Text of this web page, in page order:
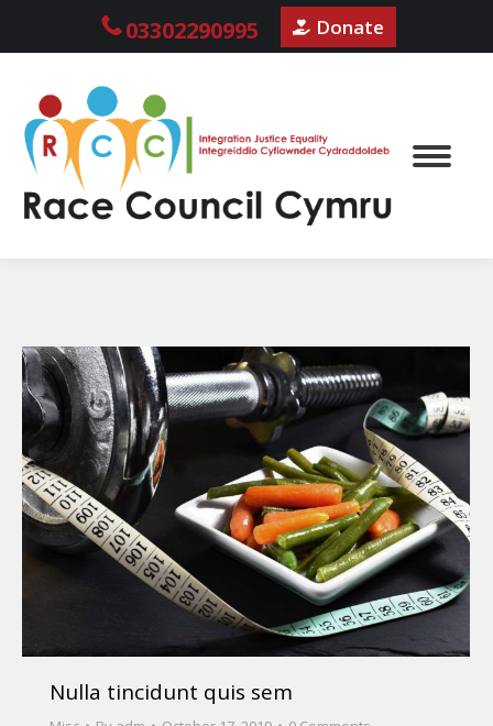
03302290995 Donate
Nulla tincidunt quis sem